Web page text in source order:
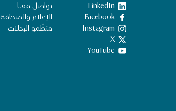
LinkedIn
‎Facebook‏
‎Instagram‏
X
YouTube
تواصل معنا
الإعلام والصحافة
منظِّمو الرحلات